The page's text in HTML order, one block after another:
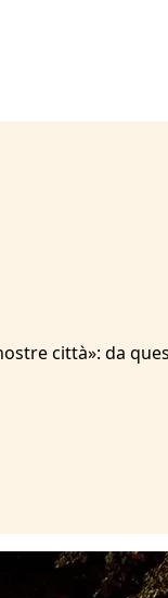
città»: da